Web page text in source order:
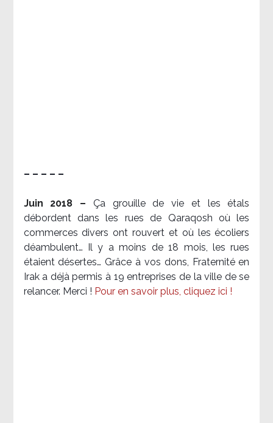
– – – – –
Juin 2018 – Ça grouille de vie et les étals
débordent dans les rues de Qaraqosh où les
commerces divers ont rouvert et où les écoliers
déambulent… Il y a moins de 18 mois, les rues
étaient désertes… Grâce à vos dons, Fraternité en
Irak a déjà permis à 19 entreprises de la ville de se
relancer. Merci ! Pour en savoir plus, cliquez ici !